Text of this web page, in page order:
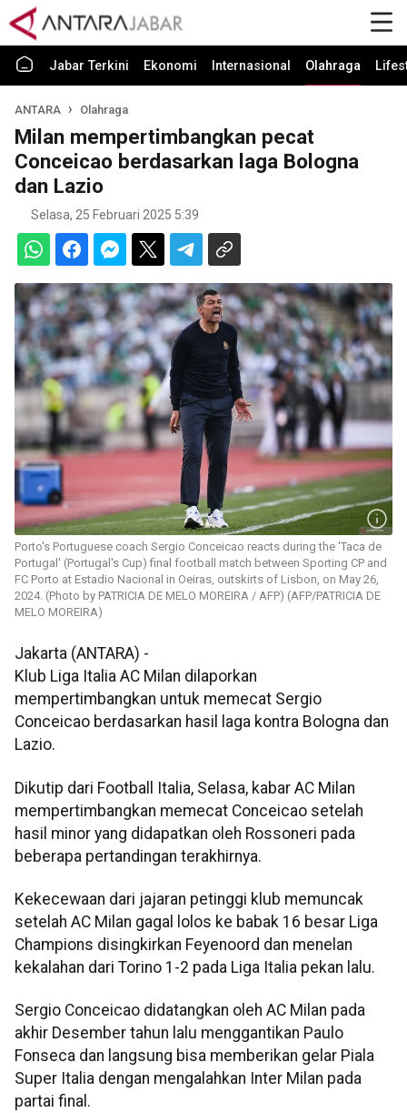
Jabar Terkini Ekonomi Internasional Olahraga
ANTARA Olahraga
Milan mempertimbangkan pecat
Conceicao berdasarkan laga Bologna
dan Lazio
Selasa, 25 Februari 2025 5:39
Porto's Portuguese coach Sergio Conceicao reacts during the 'Taca de
Portugal' (Portugal's Cup) final football match between Sporting CP and
FC Porto at Estadio Nacional in Oeiras, outskirts of Lisbon, on May 26,
2024. (Photo by PATRICIA DE MELO MOREIRA / AFP) (AFP/PATRICIA DE
MELO MOREIRA)
Jakarta (ANTARA) -
Klub Liga Italia AC Milan dilaporkan
mempertimbangkan untuk memecat Sergio
Conceicao berdasarkan hasil laga kontra Bologna dan
Lazio.
Dikutip dari Football Italia, Selasa, kabar AC Milan
mempertimbangkan memecat Conceicao setelah
hasil minor yang didapatkan oleh Rossoneri pada
beberapa pertandingan terakhirnya.
Kekecewaan dari jajaran petinggi klub memuncak
setelah AC Milan gagal lolos ke babak 16 besar Liga
Champions disingkirkan Feyenoord dan menelan
kekalahan dari Torino 1-2 pada Liga Italia pekan lalu.
Sergio Conceicao didatangkan oleh AC Milan pada
akhir Desember tahun lalu menggantikan Paulo
Fonseca dan langsung bisa memberikan gelar Piala
Super Italia dengan mengalahkan Inter Milan pada
partai final.